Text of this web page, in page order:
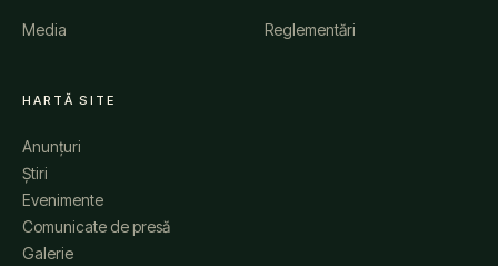
Media Reglementări
HARTĂ SITE
Anunțuri
Știri
Evenimente
Comunicate de presă
Galerie